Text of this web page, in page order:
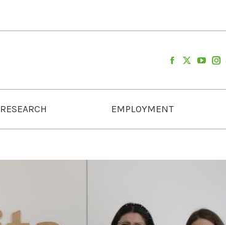
RESEARCH EMPLOYMENT